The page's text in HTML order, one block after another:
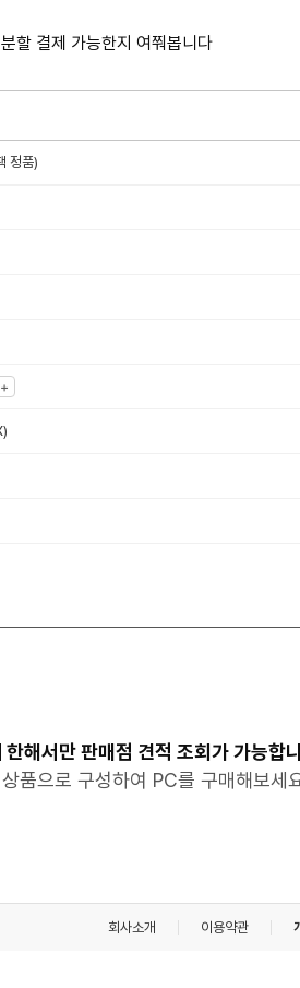
분할 결제 가능한지 여쭤봅니다
정품)
한해서만 판매점 견적 조회가 가능합
품으로 구성하여 PC를 구매해보세
회사소개 이용약관